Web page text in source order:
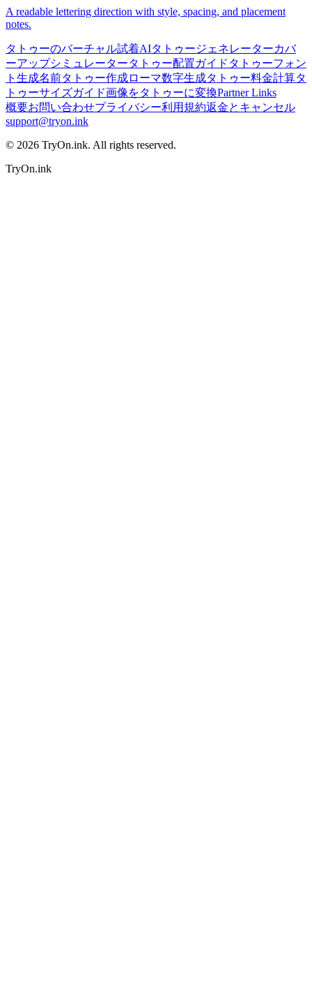
A readable lettering direction with style, spacing, and placement
notes.
タトゥーのバーチャル試着AIタトゥージェネレーターカバ
ーアップシミュレータータトゥー配置ガイド タトゥーフォン
ト生成名前タトゥー作成ローマ数字生成タトゥー料金計算タ
トゥーサイズガイド画像をタトゥーに変換Partner Links
概要お問い合わせプライバシー利用規約返金とキャンセル
support@tryon.ink
© 2026 TryOn.ink. All rights reserved.
TryOn.ink